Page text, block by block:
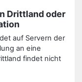
Drittland oder
auf Servern der
an eine
findet nicht